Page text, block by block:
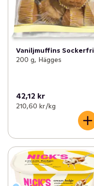
Vaniljmuffins Sockerfri
200 g, Hägges
42,12 kr
210,60 kr /kg